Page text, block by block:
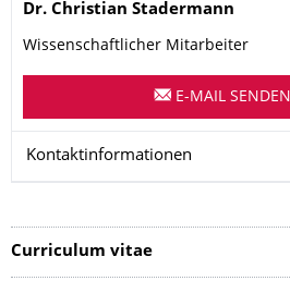
Name
Dr. Christian Stadermann
Wissenschaftlicher Mitarbeiter
E-MAIL SENDEN
Kontaktinformationen
Curriculum vitae